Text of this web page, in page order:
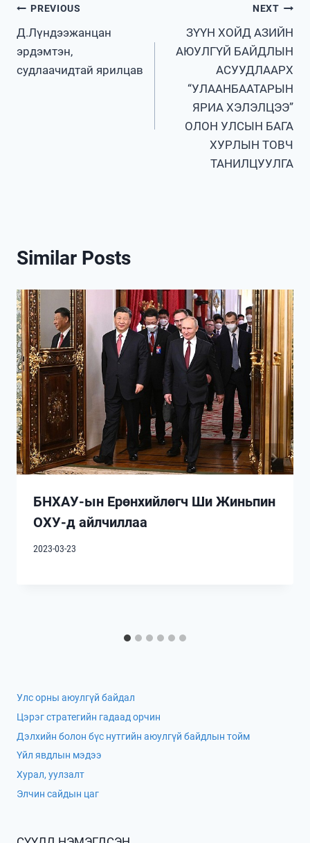
Post
navigation
PREVIOUS
Д.Лүндээжанцан
эрдэмтэн,
судлаачидтай ярилцав
NEXT
ЗҮҮН ХОЙД АЗИЙН
АЮУЛГҮЙ БАЙДЛЫН
АСУУДЛААРХ
“УЛААНБААТАРЫН
ЯРИА ХЭЛЭЛЦЭЭ”
ОЛОН УЛСЫН БАГА
ХУРЛЫН ТОВЧ
ТАНИЛЦУУЛГА
Similar Posts
БНХАУ-ын Ерөнхийлөгч Ши Жиньпин
ОХУ-д айлчиллаа
2023-03-23
Улс орны аюулгүй байдал
Цэрэг стратегийн гадаад орчин
Дэлхийн болон бүс нутгийн аюулгүй байдлын тойм
Үйл явдлын мэдээ
Хурал, уулзалт
Элчин сайдын цаг